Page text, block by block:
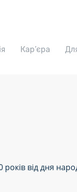
Кар’єра
років від дня